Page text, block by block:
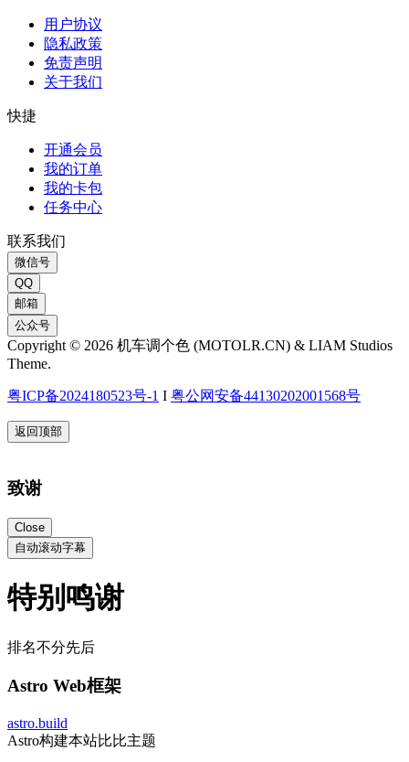
用户协议
隐私政策
免责声明
关于我们
快捷
开通会员
我的订单
我的卡包
任务中心
联系我们
微信号
QQ
邮箱
公众号
Copyright © 2026 机车调个色 (MOTOLR.CN) & LIAM Studios
Theme.
粤ICP备2024180523号-1 I 粤公网安备44130202001568号
返回顶部
致谢
Close
自动滚动字幕
特别鸣谢
排名不分先后
Astro Web框架
astro.build
Astro构建本站比比主题